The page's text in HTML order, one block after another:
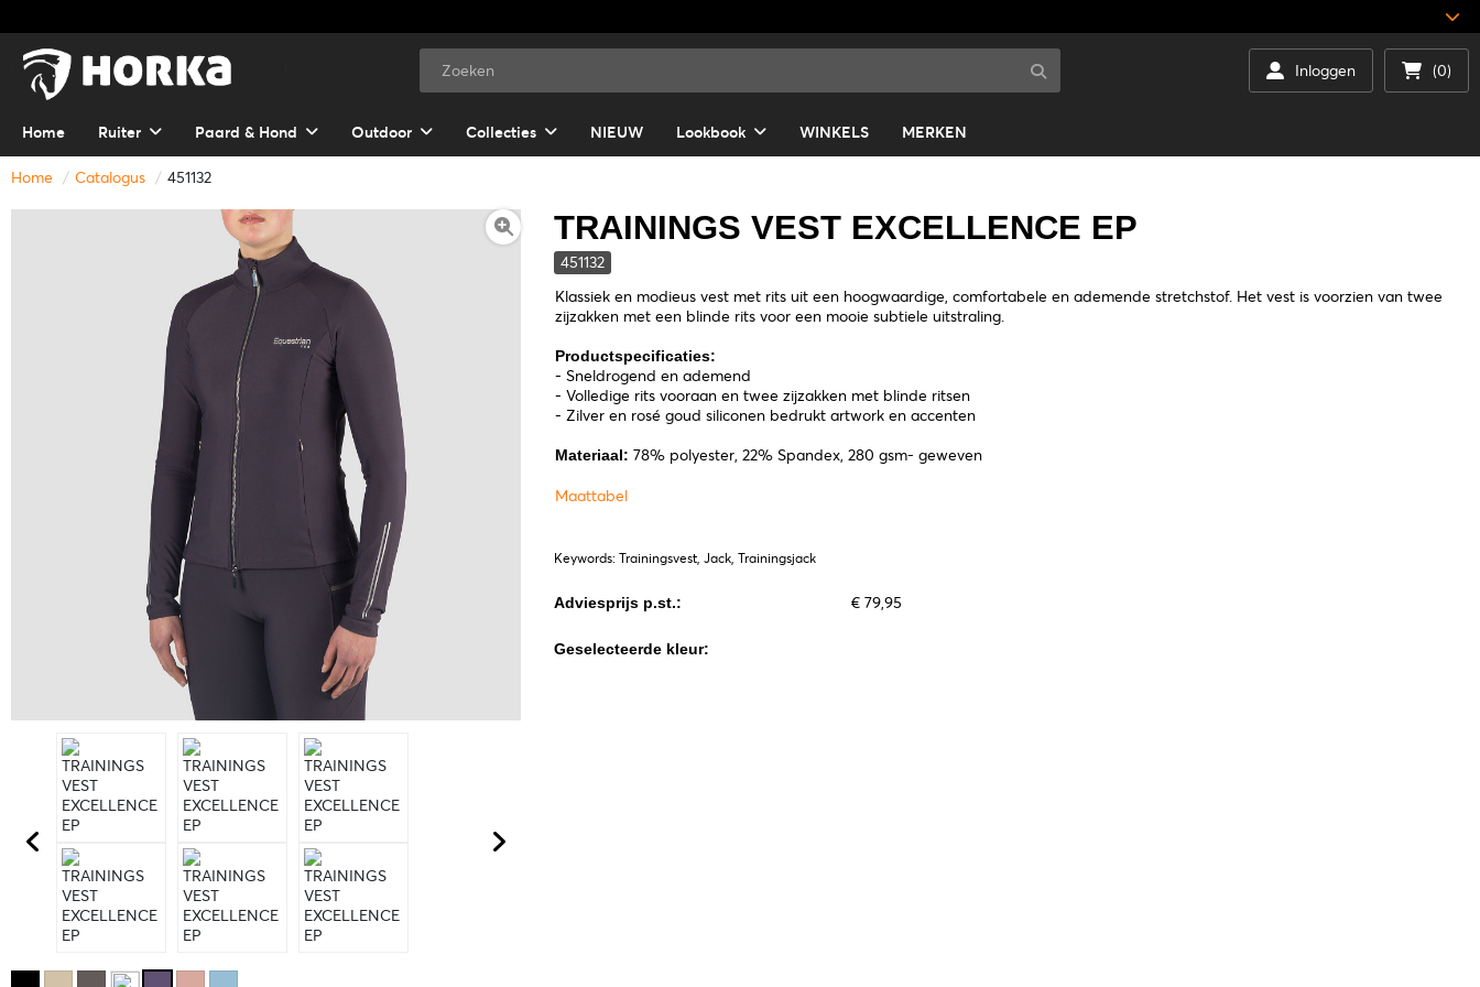
Inloggen (0)
Home Ruiter Paard & Hond Outdoor Collecties NIEUW Lookbook WINKELS MERKEN
Home Catalogus 451132
TRAININGS VEST EXCELLENCE EP
451132
Klassiek en modieus vest met rits uit een hoogwaardige, comfortabele en ademende stretchstof. Het vest is voorzien van twee
zijzakken met een blinde rits voor een mooie subtiele uitstraling.
Productspecificaties:
- Sneldrogend en ademend
- Volledige rits vooraan en twee zijzakken met blinde ritsen
- Zilver en rosé goud siliconen bedrukt artwork en accenten
Materiaal: 78% polyester, 22% Spandex, 280 gsm- geweven
Maattabel
Keywords: Trainingsvest, Jack, Trainingsjack
Adviesprijs p.st.: € 79,95
Geselecteerde kleur: